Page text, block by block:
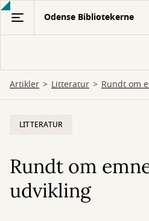
Gå
hovedindhold
Odense Bibliotekerne
Artikler Litteratur Rundt om
LITTERATUR
Rundt om
udvikling